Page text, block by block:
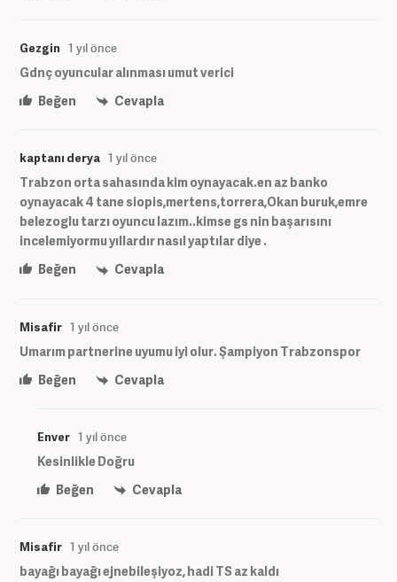
Gezgin 1 yıl önce
Gdnç oyuncular alınması umut verici
Beğen
Cevapla
kaptanı derya 1 yıl önce
Trabzon orta sahasında kim oynayacak.en az banko
oynayacak 4 tane siopis,mertens,torrera,Okan buruk,emre
belezoglu tarzı oyuncu lazım..kimse gs nin başarısını
incelemiyormu yıllardır nasıl yaptılar diye .
Beğen
Cevapla
Misafir 1 yıl önce
Umarım partnerine uyumu iyi olur. Şampiyon Trabzonspor
Beğen
Cevapla
Enver 1 yıl önce
Kesinlikle Doğru
Beğen
Cevapla
Misafir 1 yıl önce
bayağı bayağı ejnebileşiyoz, hadi TS az kaldı